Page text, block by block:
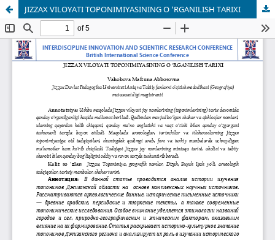
JIZZAX VILOYATI TOPONIMIYASINING O ‘RGANILISH TARIXI